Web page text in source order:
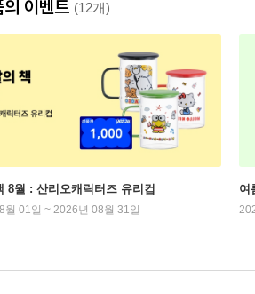
의 이벤트 (12개)
8월 : 산리오캐릭터즈 유리컵
월 01일 ~ 2026년 08월 31일
여